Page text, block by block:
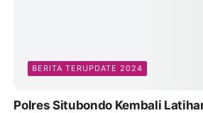
BERITA TERUPDATE 2024
Polres Situbondo Kembali